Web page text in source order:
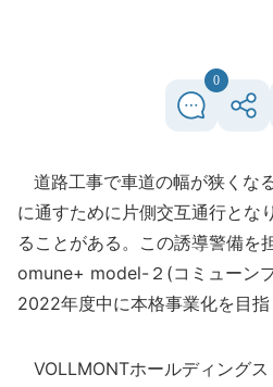
0
道路工事で車道の幅が狭くな
に通すために片側交互通行とな
ることがある。この誘導警備を
omune+ model-２(コミューン
2022年度中に本格事業化を目指
VOLLMONTホールディング